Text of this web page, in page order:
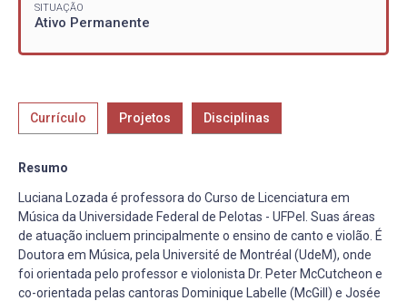
SITUAÇÃO
Ativo Permanente
Currículo Projetos Disciplinas
Resumo
Luciana Lozada é professora do Curso de Licenciatura em
Música da Universidade Federal de Pelotas - UFPel. Suas áreas
de atuação incluem principalmente o ensino de canto e violão. É
Doutora em Música, pela Université de Montréal (UdeM), onde
foi orientada pelo professor e violonista Dr. Peter McCutcheon e
co-orientada pelas cantoras Dominique Labelle (McGill) e Josée